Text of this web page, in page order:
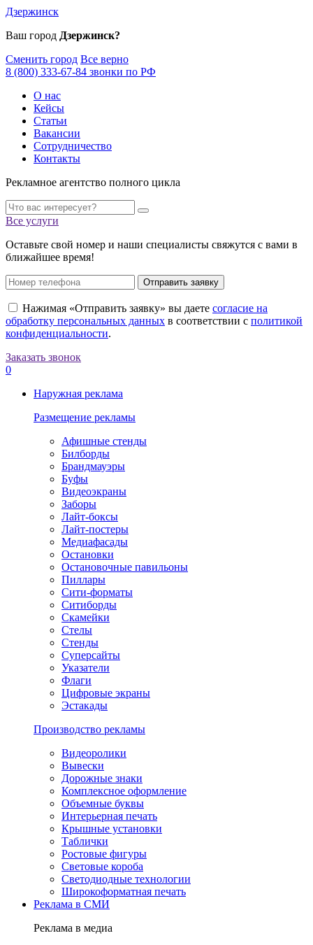
Дзержинск
Ваш город Дзержинск?
Сменить город Все верно
8 (800) 333-67-84 звонки по РФ
О нас
Кейсы
Статьи
Вакансии
Сотрудничество
Контакты
Рекламное агентство полного цикла
Все услуги
Оставьте свой номер и наши специалисты свяжутся с вами в
ближайшее время!
Отправить заявку
Нажимая «Отправить заявку» вы даете согласие на
обработку персональных данных в соответствии с политикой
конфиденциальности.
Заказать звонок
0
Наружная реклама
Размещение рекламы
Афишные стенды
Билборды
Брандмауэры
Буфы
Видеоэкраны
Заборы
Лайт-боксы
Лайт-постеры
Медиафасады
Остановки
Остановочные павильоны
Пиллары
Сити-форматы
Ситиборды
Скамейки
Стелы
Стенды
Суперсайты
Указатели
Флаги
Цифровые экраны
Эстакады
Производство рекламы
Видеоролики
Вывески
Дорожные знаки
Комплексное оформление
Объемные буквы
Интерьерная печать
Крышные установки
Таблички
Ростовые фигуры
Световые короба
Светодиодные технологии
Широкоформатная печать
Реклама в СМИ
Реклама в медиа